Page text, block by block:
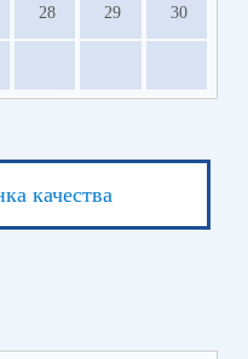
28 29 30
качества